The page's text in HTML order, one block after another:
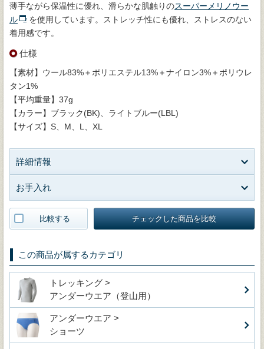
薄手ながら保温性に優れ、滑らかな肌触りのスーパーメリノウー
ル
を使用しています。ストレッチ性にも優れ、ストレスのない
着用感です。
仕様
【素材】ウール83%＋ポリエステル13%＋ナイロン3%＋ポリウレ
タン1%
【平均重量】37g
【カラー】ブラック(BK)、ライトブルー(LBL)
【サイズ】S、M、L、XL
詳細情報
お手入れ
比較する チェックした商品を比較
この商品が属するカテゴリ
トレッキング >
アンダーウエア（登山用）
アンダーウエア >
ショーツ